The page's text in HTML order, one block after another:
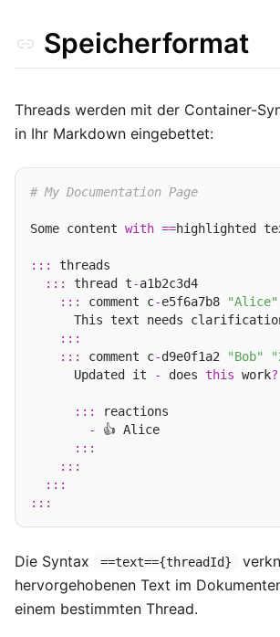
Speicherformat
Threads werden mit der Container-
in Ihr Markdown eingebettet:
# My Documentation Page
Some content with ==highlighted
:::
threads
:::
thread t-a1b2c3d4
:::
comment c-e5f6a7b8 "Alice"
This text needs
:::
:::
comment c-d9e0f1a2 "Bob"
      Updated it
- does this work?
:::
reactions
-
👍 Alice
:::
:::
:::
:::
Die Syntax ==text=={threadId}
hervorgehobenen Text im
einem bestimmten Thread.